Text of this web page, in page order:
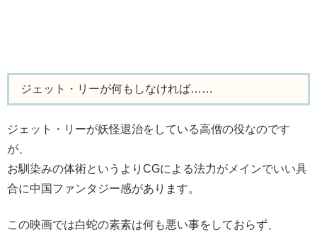
ジェット・リーが何もしなければ……
ジェット・リーが妖怪退治をしている高僧の役なのです
が、
お馴染みの体術というよりCGによる法力がメインでいい具
合に中国ファンタジー感があります。
この映画では白蛇の素素は何も悪い事をしておらず、